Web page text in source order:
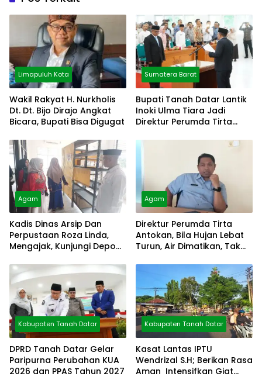
Limapuluh Kota
Wakil Rakyat H. Nurkholis
Dt. Dt. Bijo Dirajo Angkat
Bicara, Bupati Bisa Digugat
Sumatera Barat
Bupati Tanah Datar Lantik
Inoki Ulma Tiara Jadi
Direktur Perumda Tirta
Agam
Kadis Dinas Arsip Dan
Perpustaan Roza Linda,
Mengajak, Kunjungi Depo
Agam
Direktur Perumda Tirta
Antokan, Bila Hujan Lebat
Turun, Air Dimatikan, Tak
Kabupaten Tanah Datar
DPRD Tanah Datar Gelar
Paripurna Perubahan KUA
2026 dan PPAS Tahun 2027
Kabupaten Tanah Datar
Kasat Lantas IPTU
Wendrizal S.H; Berikan Rasa
Aman Intensifkan Giat